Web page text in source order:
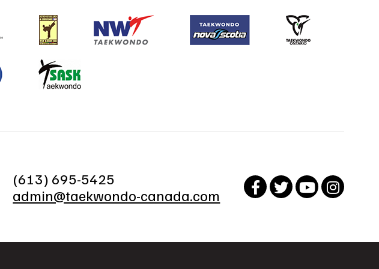
(613) 695-5425
admin@taekwondo-canada.com